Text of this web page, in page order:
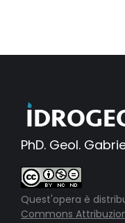
PhD. Geol.
Quest'opera è
Commons